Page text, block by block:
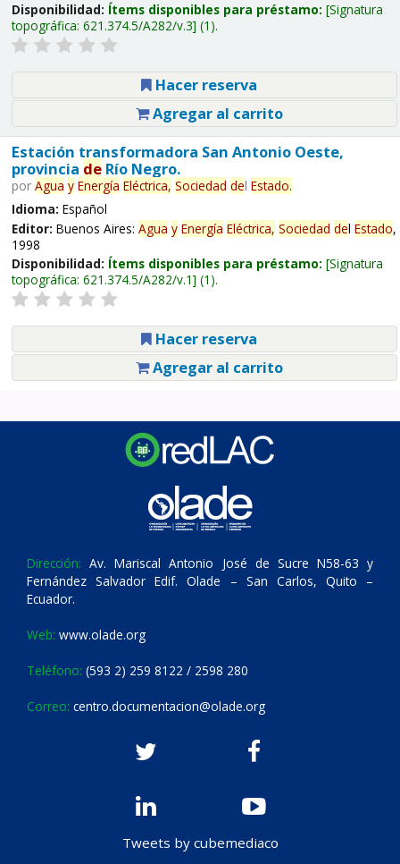
Disponibilidad: Ítems disponibles para préstamo: Signatura
topográfica: 621.374.5/A282/v.3 (1).
Hacer reserva
Agregar al carrito
Estación transformadora San Antonio Oeste,
provincia deRío Negro.
por Agua y Energía Eléctrica, Sociedad del Estado.
Idioma: Español
Editor: Buenos Aires: Agua y Energía Eléctrica, Sociedad del Estado,
1998
Disponibilidad: Ítems disponibles para préstamo: Signatura
topográfica: 621.374.5/A282/v.1 (1).
Hacer reserva
Agregar al carrito
Dirección: Av. Mariscal Antonio José de Sucre N58-63 y
Fernández Salvador Edif. Olade – San Carlos, Quito –
Ecuador.
Web: www.olade.org
Teléfono: (593 2) 259 8122 / 2598 280
Correo: centro.documentacion@olade.org
Tweets by cubemediaco